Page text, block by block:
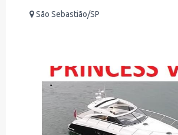
São Sebastião/SP